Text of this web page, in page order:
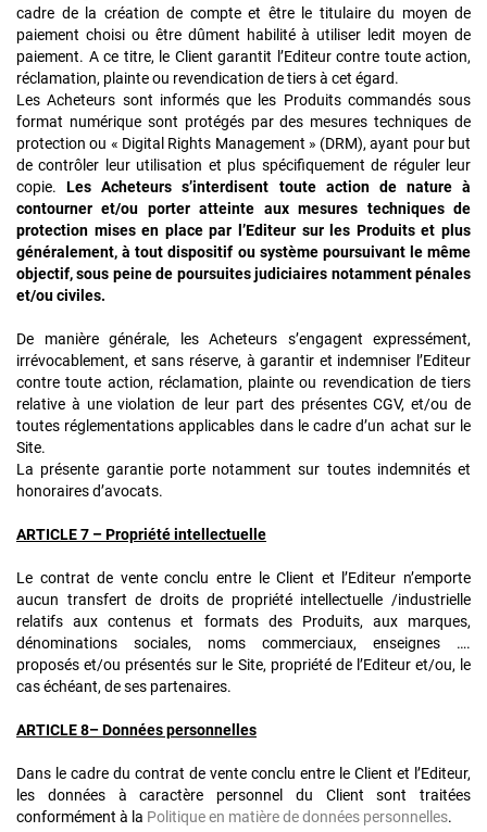
cadre de la création de compte et être le titulaire du moyen de
paiement choisi ou être dûment habilité à utiliser ledit moyen de
paiement. A ce titre, le Client garantit l’Editeur contre toute action,
réclamation, plainte ou revendication de tiers à cet égard.
Les Acheteurs sont informés que les Produits commandés sous
format numérique sont protégés par des mesures techniques de
protection ou « Digital Rights Management » (DRM), ayant pour but
de contrôler leur utilisation et plus spécifiquement de réguler leur
copie.Les Acheteurs s’interdisent toute action de nature à
contourner et/ou porter atteinte aux mesures techniques de
protection mises en place par l’Editeur sur les Produits et plus
généralement, à tout dispositif ou système poursuivant le même
objectif, sous peine de poursuites judiciaires notamment pénales
et/ou civiles.
De manière générale, les Acheteurs s’engagent expressément,
irrévocablement, et sans réserve, à garantir et indemniser l’Editeur
contre toute action, réclamation, plainte ou revendication de tiers
relative à une violation de leur part des présentes CGV, et/ou de
toutes réglementations applicables dans le cadre d’un achat sur le
Site.
La présente garantie porte notamment sur toutes indemnités et
honoraires d’avocats.
ARTICLE 7 – Propriété intellectuelle
Le contrat de vente conclu entre le Client et l’Editeur n’emporte
aucun transfert de droits de propriété intellectuelle /industrielle
relatifs aux contenus et formats des Produits, aux marques,
dénominations sociales, noms commerciaux, enseignes ….
proposés et/ou présentés sur le Site, propriété de l’Editeur et/ou, le
cas échéant, de ses partenaires.
ARTICLE 8– Données personnelles
Dans le cadre du contrat de vente conclu entre le Client et l’Editeur,
les données à caractère personnel du Client sont traitées
conformément à la Politique en matière de données personnelles.